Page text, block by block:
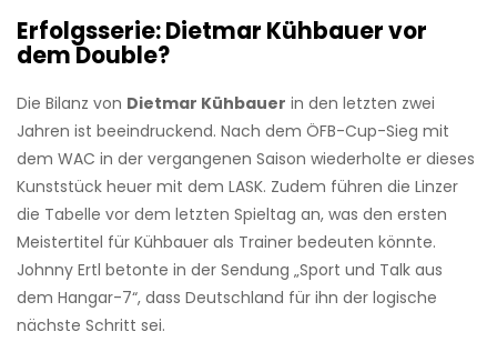
Erfolgsserie: Dietmar Kühbauer vor
dem Double?
Die Bilanz von Dietmar Kühbauer in den letzten zwei
Jahren ist beeindruckend. Nach dem ÖFB-Cup-Sieg mit
dem WAC in der vergangenen Saison wiederholte er dieses
Kunststück heuer mit dem LASK. Zudem führen die Linzer
die Tabelle vor dem letzten Spieltag an, was den ersten
Meistertitel für Kühbauer als Trainer bedeuten könnte.
Johnny Ertl betonte in der Sendung „Sport und Talk aus
dem Hangar-7“, dass Deutschland für ihn der logische
nächste Schritt sei.